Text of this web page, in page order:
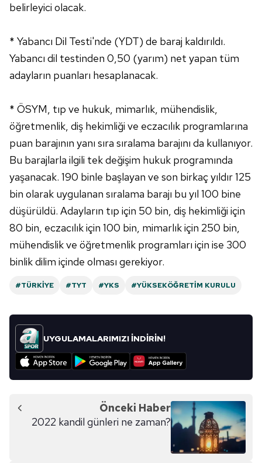
Çerezlere ilişkin tercihlerinizi aşağıda yer alan panel
için Ayarlar butonuna tıklayabilir, Çerez Bilgilendirme
Metnimiziziyaret edebilirsiniz.
6698 sayılı Kişisel Verilerin Korunması Kanunu uyarınca
ilgili mevzuata uygun olarak kullanılan çerezlerle ilgili bilgi
almak için lütfentıklayınız.
belirleyici olacak.
* Yabancı Dil Testi'nde (YDT) de baraj kaldırıldı.
Yabancı dil testinden 0,50 (yarım) net yapan tüm
adayların puanları hesaplanacak.
* ÖSYM, tıp ve hukuk, mimarlık, mühendislik,
öğretmenlik, diş hekimliği ve eczacılık programlarına
puan barajının yanı sıra sıralama barajını da kullanıyor.
Bu barajlarla ilgili tek değişim hukuk programında
yaşanacak. 190 binle başlayan ve son birkaç yıldır 125
bin olarak uygulanan sıralama barajı bu yıl 100 bine
düşürüldü. Adayların tıp için 50 bin, diş hekimliği için
80 bin, eczacılık için 100 bin, mimarlık için 250 bin,
mühendislik ve öğretmenlik programları için ise 300
binlik dilim içinde olması gerekiyor.
#TÜRKIYE #TYT #YKS #YÜKSEKÖĞRETIM KURULU
UYGULAMALARIMIZI İNDİRİN!
Önceki Haber
2022 kandil günleri ne zaman?